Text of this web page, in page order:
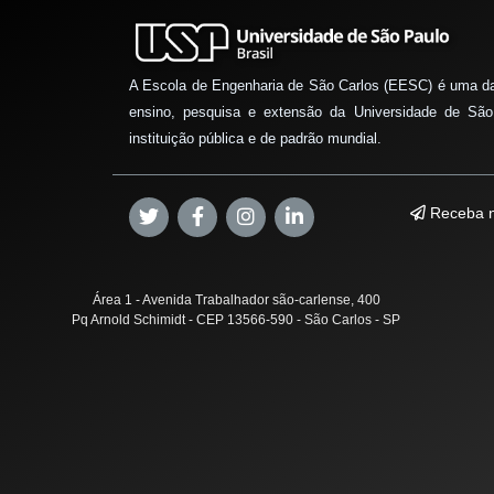
A Escola de Engenharia de São Carlos (EESC) é uma
ensino, pesquisa e extensão da Universidade de
instituição pública e de padrão mundial.
Receba
Área 1 - Avenida Trabalhador são-carlense, 400
Pq Arnold Schimidt - CEP 13566-590 - São Carlos - SP